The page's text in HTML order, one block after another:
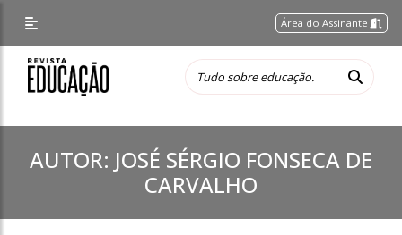
Área do Assinante
AUTOR: JOSÉ SÉRGIO FONSECA DE
CARVALHO